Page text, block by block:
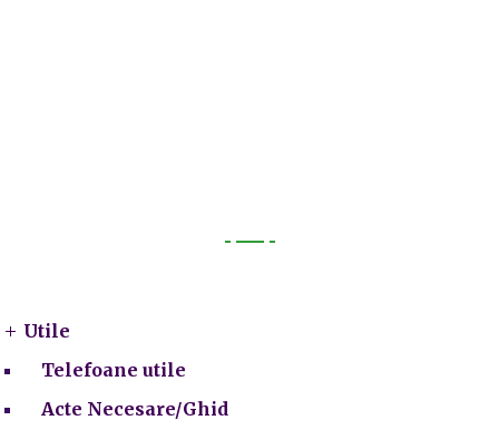
Utile
Telefoane utile
Acte Necesare/Ghid